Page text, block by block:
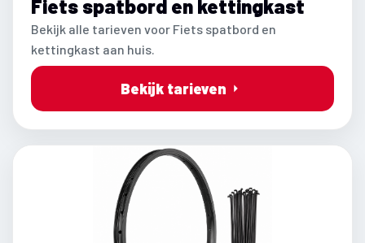
Fiets spatbord en kettingkast
Bekijk alle tarieven voor Fiets spatbord en
kettingkast aan huis.
Bekijk tarieven